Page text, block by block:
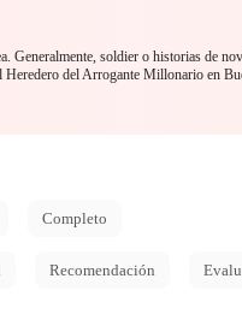
Generalmente, soldier o historias de
Heredero del Arrogante Millonario en
Completo
Recomendación